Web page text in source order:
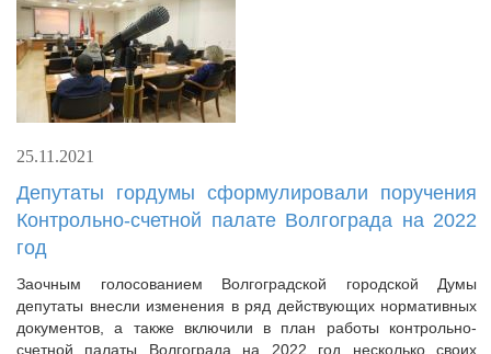
25.11.2021
Депутаты гордумы сформулировали поручения
Контрольно-счетной палате Волгограда на 2022
год
Заочным голосованием Волгоградской городской Думы
депутаты внесли изменения в ряд действующих нормативных
документов, а также включили в план работы контрольно-
счетной палаты Волгограда на 2022 год несколько своих